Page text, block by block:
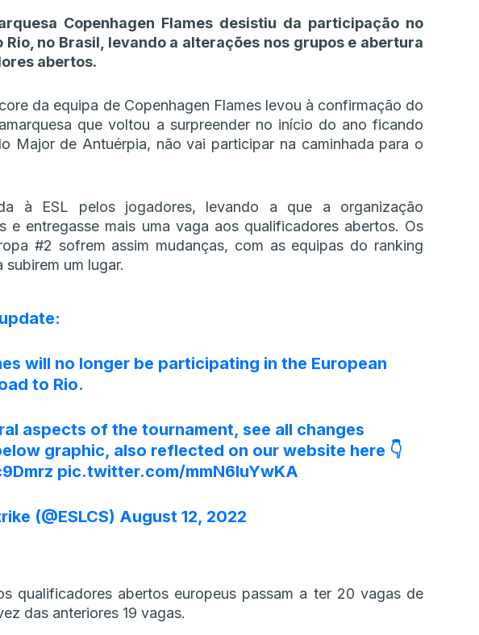
Copenhagen Flames desistiu da participação no
Rio, no Brasil, levando a alterações nos grupos e abertura
abertos.
da equipa de Copenhagen Flames levou à confirmação do
que voltou a surpreender no início do ano ficando
Major de Antuérpia, não vai participar na caminhada para o
à ESL pelos jogadores, levando a que a organização
e entregasse mais uma vaga aos qualificadores abertos. Os
#2 sofrem assim mudanças, com as equipas do ranking
subirem um lugar.
will no longer be participating in the European
to Rio.
aspects of the tournament, see all changes
graphic, also reflected on our website here 👇
pic.twitter.com/mmN6luYwKA
(@ESLCS) August 12, 2022
qualificadores abertos europeus passam a ter 20 vagas de
das anteriores 19 vagas.